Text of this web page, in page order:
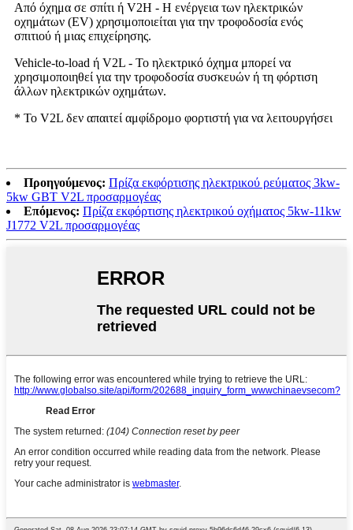
Από όχημα σε σπίτι ή V2H - Η ενέργεια των ηλεκτρικών
οχημάτων (EV) χρησιμοποιείται για την τροφοδοσία ενός
σπιτιού ή μιας επιχείρησης.
Vehicle-to-load ή V2L - Το ηλεκτρικό όχημα μπορεί να
χρησιμοποιηθεί για την τροφοδοσία συσκευών ή τη φόρτιση
άλλων ηλεκτρικών οχημάτων.
* Το V2L δεν απαιτεί αμφίδρομο φορτιστή για να λειτουργήσει
Προηγούμενος: Πρίζα εκφόρτισης ηλεκτρικού ρεύματος 3kw-
5kw GBT V2L προσαρμογέας
Επόμενος: Πρίζα εκφόρτισης ηλεκτρικού οχήματος 5kw-11kw
J1772 V2L προσαρμογέας